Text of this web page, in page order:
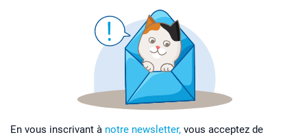
En vous inscrivant à notre newsletter, vous acceptez de